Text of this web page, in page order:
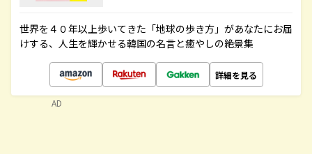
世界を４０年以上歩いてきた「地球の歩き方」があなたにお届
けする、人生を輝かせる韓国の名言と癒やしの絶景集
詳細を見る
AD